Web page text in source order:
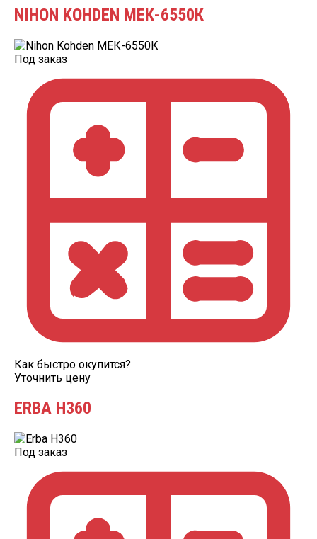
NIHON KOHDEN МЕК-6550К
Под заказ
Как быстро окупится?
Уточнить цену
ERBA H360
Под заказ